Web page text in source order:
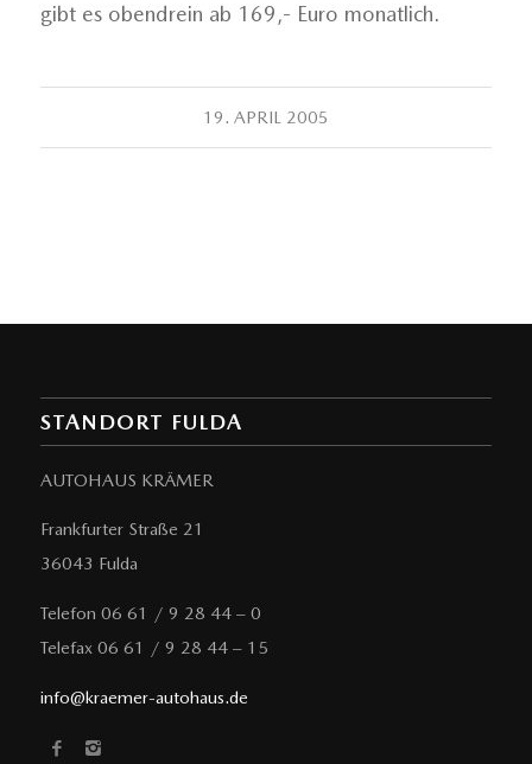
gibt es obendrein ab 169,- Euro monatlich.
19. APRIL 2005
STANDORT FULDA
AUTOHAUS KRÄMER
Frankfurter Straße 21
36043 Fulda
Telefon 06 61 / 9 28 44 – 0
Telefax 06 61 / 9 28 44 – 15
info@kraemer-autohaus.de